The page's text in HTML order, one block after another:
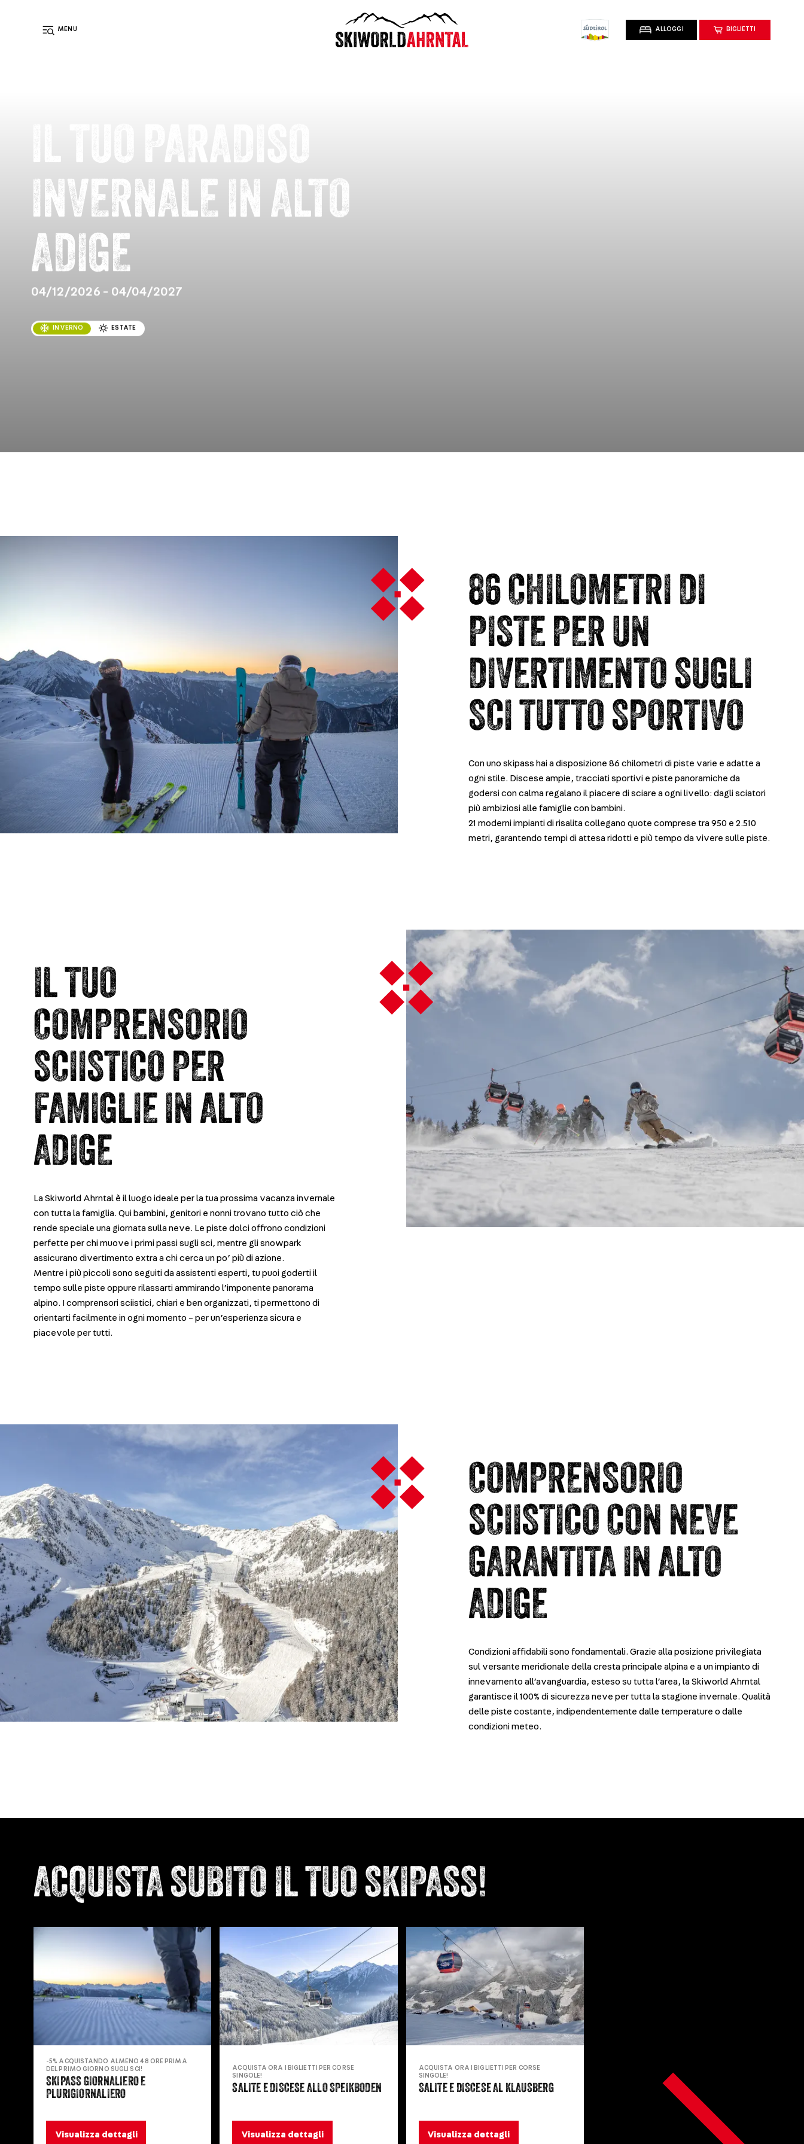
MENU ALLOGGI BIGLIETTI
IL TUO PARADISO
INVERNALE IN ALTO
ADIGE
04/12/2026 - 04/04/2027
INVERNO ESTATE
86 CHILOMETRI DI
PISTE PER UN
DIVERTIMENTO SUGLI
SCI TUTTO SPORTIVO
Con uno skipass hai a disposizione 86 chilometri di piste varie e adatte a
ogni stile. Discese ampie, tracciati sportivi e piste panoramiche da
godersi con calma regalano il piacere di sciare a ogni livello: dagli sciatori
più ambiziosi alle famiglie con bambini.
21 moderni impianti di risalita collegano quote comprese tra 950 e 2.510
metri, garantendo tempi di attesa ridotti e più tempo da vivere sulle piste.
IL TUO
COMPRENSORIO
SCIISTICO PER
FAMIGLIE IN ALTO
ADIGE
La Skiworld Ahrntal è il luogo ideale per la tua prossima vacanza invernale
con tutta la famiglia. Qui bambini, genitori e nonni trovano tutto ciò che
rende speciale una giornata sulla neve. Le piste dolci offrono condizioni
perfette per chi muove i primi passi sugli sci, mentre gli snowpark
assicurano divertimento extra a chi cerca un po’ più di azione.
Mentre i più piccoli sono seguiti da assistenti esperti, tu puoi goderti il
tempo sulle piste oppure rilassarti ammirando l’imponente panorama
alpino. I comprensori sciistici, chiari e ben organizzati, ti permettono di
orientarti facilmente in ogni momento – per un’esperienza sicura e
piacevole per tutti.
COMPRENSORIO
SCIISTICO CON NEVE
GARANTITA IN ALTO
ADIGE
Condizioni affidabili sono fondamentali. Grazie alla posizione privilegiata
sul versante meridionale della cresta principale alpina e a un impianto di
innevamento all’avanguardia, esteso su tutta l’area, la Skiworld Ahrntal
garantisce il 100% di sicurezza neve per tutta la stagione invernale. Qualità
delle piste costante, indipendentemente dalle temperature o dalle
condizioni meteo.
ACQUISTA SUBITO IL TUO SKIPASS!
-5% ACQUISTANDO ALMENO 48 ORE PRIMA
DEL PRIMO GIORNO SUGLI SCI!
SKIPASS GIORNALIERO E
PLURIGIORNALIERO
Visualizza dettagli
ACQUISTA ORA I BIGLIETTI PER CORSE
SINGOLE!
SALITE E DISCESE ALLO SPEIKBODEN
Visualizza dettagli
ACQUISTA ORA I BIGLIETTI PER CORSE
SINGOLE!
SALITE E DISCESE AL KLAUSBERG
Visualizza dettagli